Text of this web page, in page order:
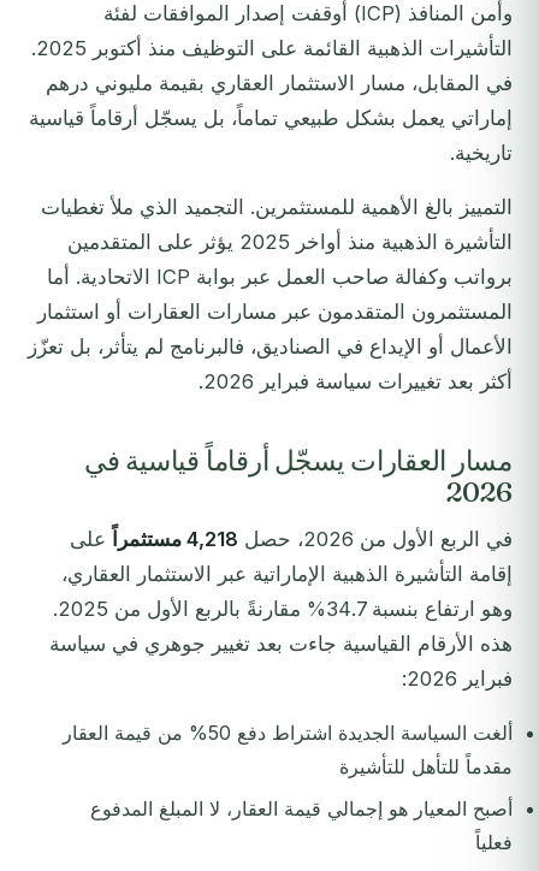
وأمن المنافذ (ICP) أوقفت إصدار الموافقات لفئة
التأشيرات الذهبية القائمة على التوظيف منذ أكتوبر 2025.
في المقابل، مسار الاستثمار العقاري بقيمة مليوني درهم
إماراتي يعمل بشكل طبيعي تماماً، بل يسجّل أرقاماً قياسية
تاريخية.
التمييز بالغ الأهمية للمستثمرين. التجميد الذي ملأ تغطيات
التأشيرة الذهبية منذ أواخر 2025 يؤثر على المتقدمين
برواتب وكفالة صاحب العمل عبر بوابة ICP الاتحادية. أما
المستثمرون المتقدمون عبر مسارات العقارات أو استثمار
الأعمال أو الإيداع في الصناديق، فالبرنامج لم يتأثر، بل تعزّز
أكثر بعد تغييرات سياسة فبراير 2026.
مسار العقارات يسجّل أرقاماً قياسية في
2026
في الربع الأول من 2026، حصل 4,218 مستثمراً
على
إقامة التأشيرة الذهبية الإماراتية عبر الاستثمار العقاري،
وهو ارتفاع بنسبة 34.7% مقارنةً بالربع الأول من 2025.
هذه الأرقام القياسية جاءت بعد تغيير جوهري في سياسة
فبراير 2026:
ألغت السياسة الجديدة اشتراط دفع 50% من قيمة العقار
مقدماً للتأهل للتأشيرة
أصبح المعيار هو إجمالي قيمة العقار، لا المبلغ المدفوع
فعلياً